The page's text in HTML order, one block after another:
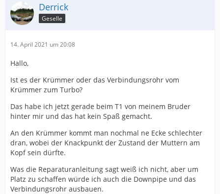
Derrick
Geselle
14. April 2021 um 20:08
Hallo,
Ist es der Krümmer oder das Verbindungsrohr vom
Krümmer zum Turbo?
Das habe ich jetzt gerade beim T1 von meinem Bruder
hinter mir und das hat kein Spaß gemacht.
An den Krümmer kommt man nochmal ne Ecke schlechter
dran, wobei der Knackpunkt der Zustand der Muttern am
Kopf sein dürfte.
Was die Reparaturanleitung sagt weiß ich nicht, aber um
Platz zu schaffen würde ich auch die Downpipe und das
Verbindungsrohr ausbauen.